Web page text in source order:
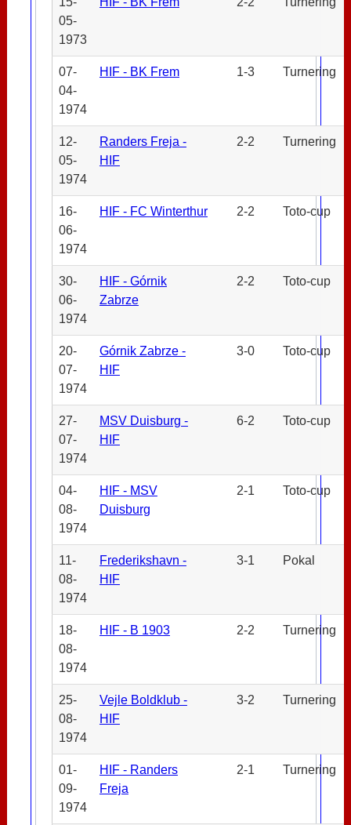
05-
1973
07-
04-
1974
HIF - BK Frem 1-3 Turnering
12-
05-
1974
Randers Freja -
HIF
2-2 Turnering
16-
06-
1974
HIF - FC Winterthur 2-2 Toto-cup
30-
06-
1974
HIF - Górnik
Zabrze
2-2 Toto-cup
20-
07-
1974
Górnik Zabrze -
HIF
3-0 Toto-cup
27-
07-
1974
MSV Duisburg -
HIF
6-2 Toto-cup
04-
08-
1974
HIF - MSV
Duisburg
2-1 Toto-cup
11-
08-
1974
Frederikshavn -
HIF
3-1 Pokal
18-
08-
1974
HIF - B 1903 2-2 Turnering
25-
08-
1974
Vejle Boldklub -
HIF
3-2 Turnering
01-
09-
1974
HIF - Randers
Freja
2-1 Turnering